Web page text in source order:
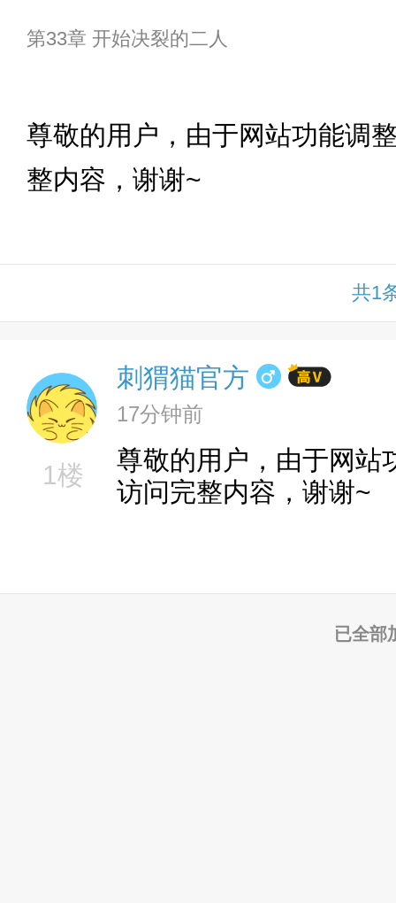
第33章 开始决裂的二人
尊敬的用户，由于网站功能调
整内容，谢谢~
共1
1楼
刺猬猫官方
17分钟前
尊敬的用户，由于网站
访问完整内容，谢谢~
已全部